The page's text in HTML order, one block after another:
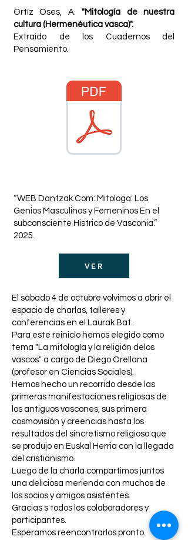
Ortíz Oses, A. "Mitología de nuestra
cultura (Hermenéutica vasca)".
Extraído de los Cuadernos del
Pensamiento.
​“WEB Dantzak.Com: Mitologa: Los
Genios Masculinos y Femeninos En el
subconsciente Histrico de Vasconia.”
2025.
VER
El sábado 4 de octubre volvimos a abrir el
espacio de charlas, talleres y
conferencias en el Laurak Bat.
Para este reinicio hemos elegido como
tema "La mitología y la religión delos
vascos" a cargo de Diego Orellana
(profesor en Ciencias Sociales).
Hemos hecho un recorrido desde las
primeras manifestaciones religiosas de
los antiguos vascones, sus primera
cosmovisión y creencias hasta los
resultados del sincretismo religioso que
se produjo en Euskal Herria con la llegada
del cristianismo.
Luego de la charla compartimos juntos
una deliciosa merienda con muchos de
los socios y amigos asistentes.
Gracias s todos los colaboradores y
participantes.
Esperamos reencontrarlos pronto.